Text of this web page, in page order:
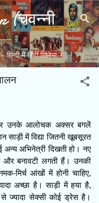
(चवन्नी
में हिंदी सिनेमा
उनके आलोचक अक्सर बगलें
साड़ी में विद्या जितनी खूबसूरत
अभिनेत्री दिखती हो। नए
और बनावटी लगती हैं। उनकी
मिर्च आंखों में होनी चाहिए,
अच्छा है। साड़ी में हया है,
ज्यादा सेक्सी कोई ड्रेस है।